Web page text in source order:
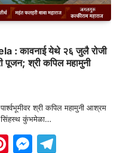
: कावनाई येथे २६ जुलै रोजी
पूजन; श्री कपिल महामुनी
श्री कपिल महामुनी आश्रम
सिंहस्थ कुंभमेळा…
Pinterest